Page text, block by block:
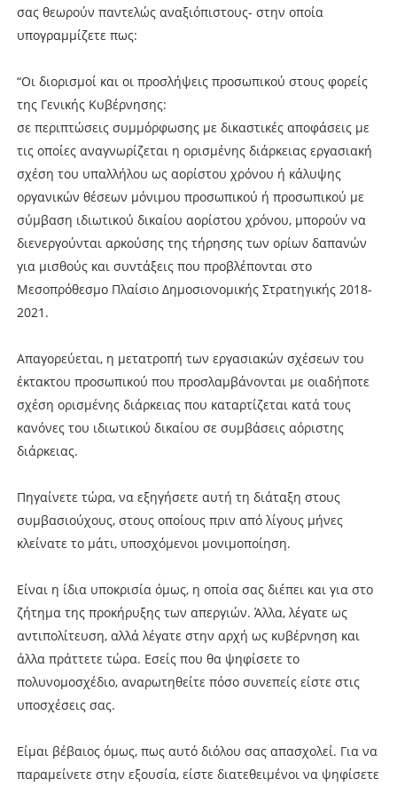
σας θεωρούν παντελώς αναξιόπιστους- στην οποία
υπογραμμίζετε πως:
“Οι διορισμοί και οι προσλήψεις προσωπικού στους φορείς
της Γενικής Κυβέρνησης:
σε περιπτώσεις συμμόρφωσης με δικαστικές αποφάσεις με
τις οποίες αναγνωρίζεται η ορισμένης διάρκειας εργασιακή
σχέση του υπαλλήλου ως αορίστου χρόνου ή κάλυψης
οργανικών θέσεων μόνιμου προσωπικού ή προσωπικού με
σύμβαση ιδιωτικού δικαίου αορίστου χρόνου, μπορούν να
διενεργούνται αρκούσης της τήρησης των ορίων δαπανών
για μισθούς και συντάξεις που προβλέπονται στο
Μεσοπρόθεσμο Πλαίσιο Δημοσιονομικής Στρατηγικής 2018-
2021.
Απαγορεύεται, η μετατροπή των εργασιακών σχέσεων του
έκτακτου προσωπικού που προσλαμβάνονται με οιαδήποτε
σχέση ορισμένης διάρκειας που καταρτίζεται κατά τους
κανόνες του ιδιωτικού δικαίου σε συμβάσεις αόριστης
διάρκειας.
Πηγαίνετε τώρα, να εξηγήσετε αυτή τη διάταξη στους
συμβασιούχους, στους οποίους πριν από λίγους μήνες
κλείνατε το μάτι, υποσχόμενοι μονιμοποίηση.
Είναι η ίδια υποκρισία όμως, η οποία σας διέπει και για στο
ζήτημα της προκήρυξης των απεργιών. Άλλα, λέγατε ως
αντιπολίτευση, αλλά λέγατε στην αρχή ως κυβέρνηση και
άλλα πράττετε τώρα. Εσείς που θα ψηφίσετε το
πολυνομοσχέδιο, αναρωτηθείτε πόσο συνεπείς είστε στις
υποσχέσεις σας.
Είμαι βέβαιος όμως, πως αυτό διόλου σας απασχολεί. Για να
παραμείνετε στην εξουσία, είστε διατεθειμένοι να ψηφίσετε